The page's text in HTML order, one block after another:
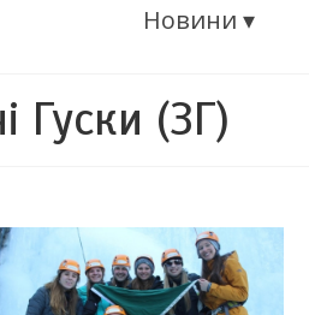
Новини ▾
Гуски (ЗГ)